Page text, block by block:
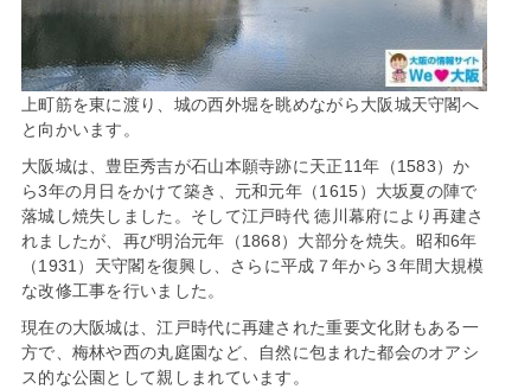
上町筋を東に渡り、城の西外堀を眺めながら大阪城天守閣へ
と向かいます。
大阪城は、豊臣秀吉が石山本願寺跡に天正11年（1583）か
ら3年の月日をかけて築き、元和元年（1615）大坂夏の陣で
落城し焼失しました。そして江戸時代 徳川幕府により再建さ
れましたが、再び明治元年（1868）大部分を焼失。昭和6年
（1931）天守閣を復興し、さらに平成７年から３年間大規模
な改修工事を行いました。
現在の大阪城は、江戸時代に再建された重要文化財もある一
方で、梅林や西の丸庭園など、自然に包まれた都会のオアシ
ス的な公園として親しまれています。